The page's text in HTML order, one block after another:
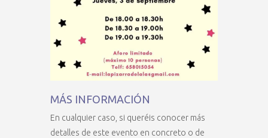
MÁS INFORMACIÓN
En cualquier caso, si queréis conocer más
detalles de este evento en concreto o de